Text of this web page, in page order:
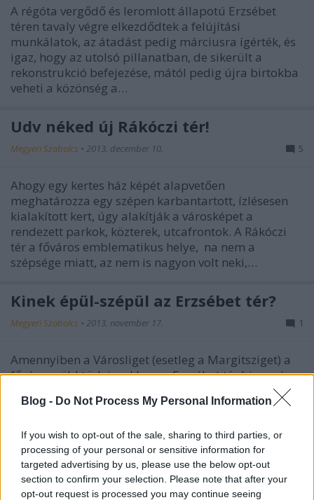
Blog - Do Not Process My Personal Information
If you wish to opt-out of the sale, sharing to third parties, or
processing of your personal or sensitive information for
targeted advertising by us, please use the below opt-out
section to confirm your selection. Please note that after your
opt-out request is processed you may continue seeing
A régóta vergődő és leromlott állapotú Erzsébet
téren tavaly végre elkezdődtek a felújítási
munkálatok, az átadást pedig márciusra ígérték, és
igaz, hogy az utolsó pillanatban, de sikerült a
rekonstrukció befejezése, mától pedig újra birtokba
veheti a közönség a…
Üdv néked új Rákóczi tér!
Megyeri Szabolcs • 2013. december 10. 5
Ahogy egy kertes ház képét alapvetően
meghatározza egy szépen karbantartott, ízlésesen
kialakított kert, úgy alakítják a városképet a
rendezett parkok, közterek, utcafrontok. A Rákóczi
tér a főváros emblematikus helye, na nem a
szépsége miatt, az nem is nagyon volt neki,…
Kinek épül-szépül az Erzsébet tér?
Megyeri Szabolcs • 2013. november 17. 1
Amennyiben a Városliget (esetleg a Margitsziget) a
főváros zöld tüdeje, akkor az Erzsébet tér bizonyára
Budapest lüktető szíve, aki látta már a jó időben,
nyáron itt hömpölygő tömeget, a piknikező
kételkedik ebben az…